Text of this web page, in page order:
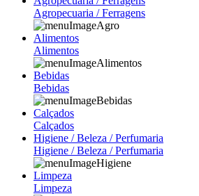
Agropecuaria / Ferragens
Alimentos
Alimentos
Bebidas
Bebidas
Calçados
Calçados
Higiene / Beleza / Perfumaria
Higiene / Beleza / Perfumaria
Limpeza
Limpeza